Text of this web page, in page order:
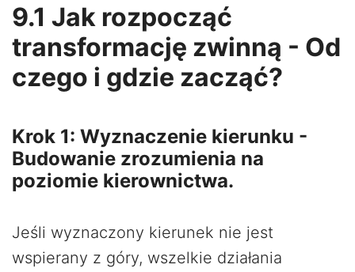
9.1 Jak rozpocząć
transformację zwinną - Od
czego i gdzie zacząć?
Krok 1: Wyznaczenie kierunku -
Budowanie zrozumienia na
poziomie kierownictwa.
Jeśli wyznaczony kierunek nie jest
wspierany z góry, wszelkie działania